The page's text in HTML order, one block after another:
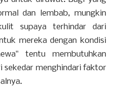
dan lembab, mungkin
supaya terhindar dari
mereka dengan kondisi
tentu membutuhkan
sekedar menghindari faktor